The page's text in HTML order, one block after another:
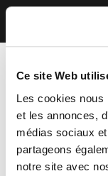
Ce site Web
Les cookies nous
et les annonces,
médias sociaux
partageons
notre site avec